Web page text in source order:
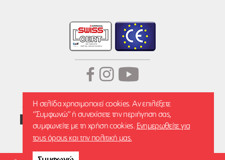
Fitness
Wellness
Η σελίδα χρησιμοποιεί cookies. Αν επιλέξετε
‘’Συμφωνώ’’ ή συνεχίσετε την περιήγηση σας,
συμφωνείτε με τη χρήση cookies. Ενημερωθείτε για
τους όρους και την πολιτική μας.